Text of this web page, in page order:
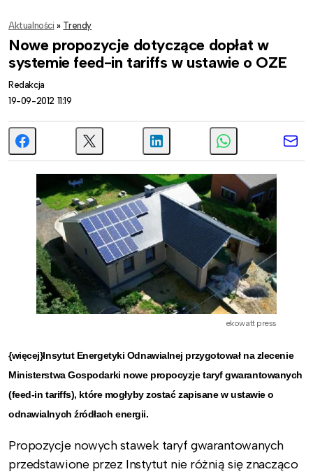
Aktualności » Trendy
Nowe propozycje dotyczące dopłat w
systemie feed-in tariffs w ustawie o OZE
Redakcja
19-09-2012 11:19
ekowatt press
{więcej}Insytut Energetyki Odnawialnej przygotował na zlecenie
Ministerstwa Gospodarki nowe propocyzje taryf gwarantowanych
(feed-in tariffs), które mogłyby zostać zapisane w ustawie o
odnawialnych źródłach energii.
Propozycje nowych stawek taryf gwarantowanych
przedstawione przez Instytut nie różnią się znacząco